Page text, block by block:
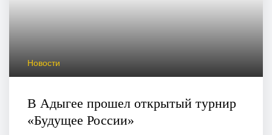
Новости
В Адыгее прошел открытый турнир
«Будущее России»